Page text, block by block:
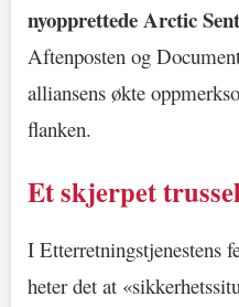
nyopprettede Arctic
Aftenposten og
alliansens økte
flanken.
Et skjerpet
I Etterretningstjenestens
heter det at